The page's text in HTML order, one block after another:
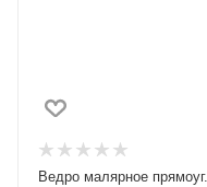
Ведро малярное прямоуг.